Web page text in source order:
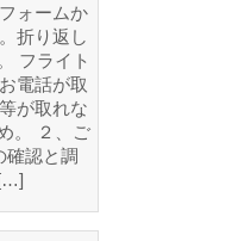
ォームか
折り返し
フライト
電話が取
が取れな
。 ２、ご
確認と調